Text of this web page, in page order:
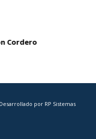
Cordero
Desarrollado por RP Sistemas